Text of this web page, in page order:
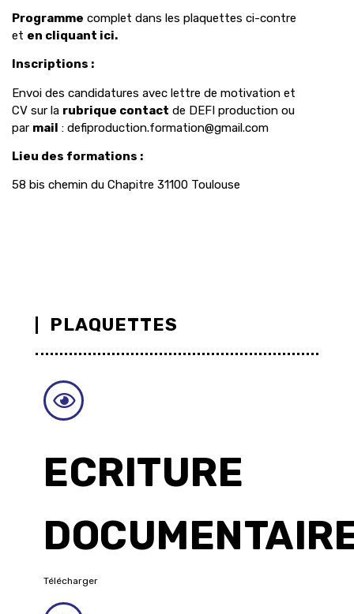
Programme complet dans les plaquettes ci-contre
et en cliquant ici.
Inscriptions :
Envoi des candidatures avec lettre de motivation et
CV sur la rubrique contact de DEFI production ou
par mail : defiproduction.formation@gmail.com
Lieu des formations :
58 bis chemin du Chapitre 31100 Toulouse
PLAQUETTES
ECRITURE
Télécharger